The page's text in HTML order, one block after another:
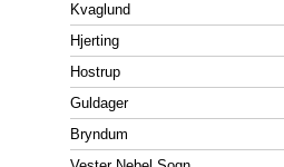
Kvaglund
Hjerting
Hostrup
Guldager
Bryndum